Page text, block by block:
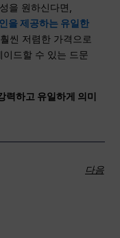
을 원하신다면,
을 제공하는 유일한
씬 저렴한 가격으로
드할 수 있는 드문
력하고 유일하게 의미
다음